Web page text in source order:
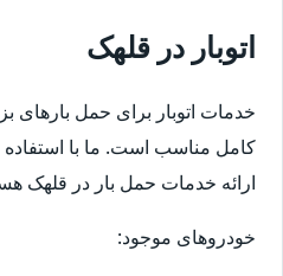
اتوبار در قلهک
خدمات اتوبار برای حمل
کامل مناسب است. ما با استفاده
ارائه خدمات حمل بار در قلهک
خودروهای موجود: